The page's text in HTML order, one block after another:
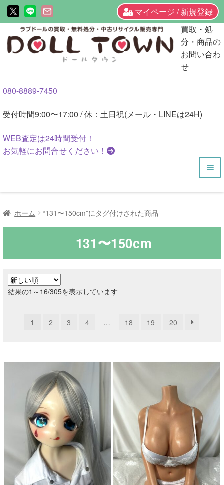
マイページ / 新規登録
ビ
ゲ
ョ
へ
キ
ッ
ン
テ
へ
キ
プ
買取・処
分・商品の
お問い合わ
せ
080-8889-7450
受付時間9:00〜17:00 / 休：土日祝(メール・LINEは24H)
WEB査定は24時間受付！
お気軽にお問合せください！
HOME
商品一覧
ラブドール買取・処分
よくあるご質問
ホーム “131〜150cm”にタグ付けされた商品
131〜150cm
結果の1～16/305を表示しています新
1 2 3 4 … 18 19 20